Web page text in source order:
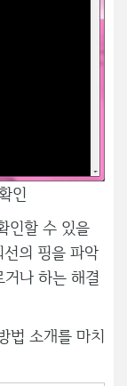
인
인할 수 있을
의 핑을 파악
나 하는 해결
법 소개를 마치